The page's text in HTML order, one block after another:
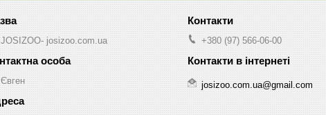
JOSIZOO- josizoo.com.ua
Євген
+380 (97) 566-06-00
josizoo.com.ua@gmail.com